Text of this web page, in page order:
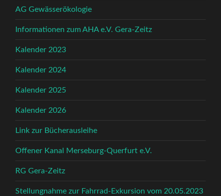
AG Gewässerökologie
Informationen zum AHA e.V. Gera-Zeitz
Kalender 2023
Kalender 2024
Kalender 2025
Kalender 2026
Link zur Bücherausleihe
Offener Kanal Merseburg-Querfurt e.V.
RG Gera-Zeitz
Stellungnahme zur Fahrrad-Exkursion vom 20.05.2023